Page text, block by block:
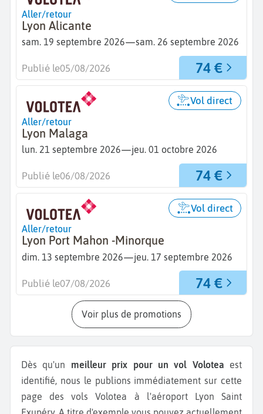
Aller/retour
Lyon Alicante
sam. 19 septembre 2026—sam. 26 septembre 2026
74 €
Publié le05/08/2026
Aller/retour
Lyon Malaga
lun. 21 septembre 2026—jeu. 01 octobre 2026
Vol direct
74 €
Publié le06/08/2026
Aller/retour
Lyon Port Mahon -Minorque
dim. 13 septembre 2026—jeu. 17 septembre 2026
Vol direct
74 €
Publié le07/08/2026
Voir plus de promotions
Dès qu'un meilleur prix pour un vol Volotea est
identifié, nous le publions immédiatement sur cette
page des vols Volotea à l'aéroport Lyon Saint